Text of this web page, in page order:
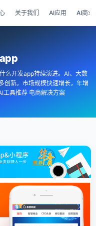
关于我们 AI应用 AI商业
么开发app持续演进。AI、大数
创新。市场规模快速增长，年增
工具推荐 电商解决方案